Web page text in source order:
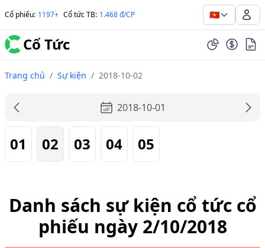
Cổ phiếu: 1197+ Cổ tức TB: 1.468 đ/CP 🇻🇳
Cổ Tức
Trang chủ / Sự kiện / 2018-10-02
2018-10-01
01 02 03 04 05
Danh sách sự kiện cổ tức cổ
phiếu ngày 2/10/2018